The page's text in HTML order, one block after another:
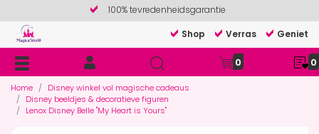
100% tevredenheidsgarantie
Shop
Verras Geniet
0 0
Home
Disney winkel vol magische cadeaus
Disney beeldjes & decoratieve figuren
Lenox Disney Belle ''My Heart is Yours''